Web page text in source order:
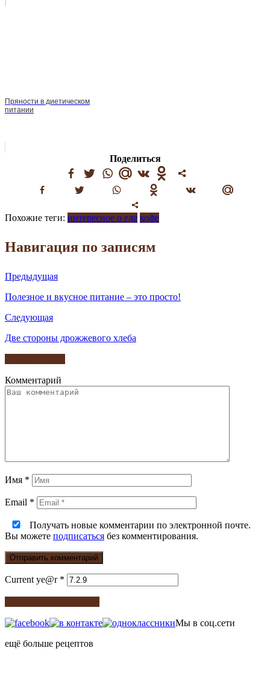
Пряности в диетическом
питании
Поделиться
Похожие теги: интересное о еде кофе
Навигация по записям
Предыдущая
Полезное и вкусное питание – это просто!
Следующая
Две стороны дрожжевого хлеба
Комментарий
Имя *
Email *
Получать новые комментарии по электронной почте.
Вы можете подписаться без комментирования.
Current ye@r *
Мы в соц.сети
ещё больше рецептов